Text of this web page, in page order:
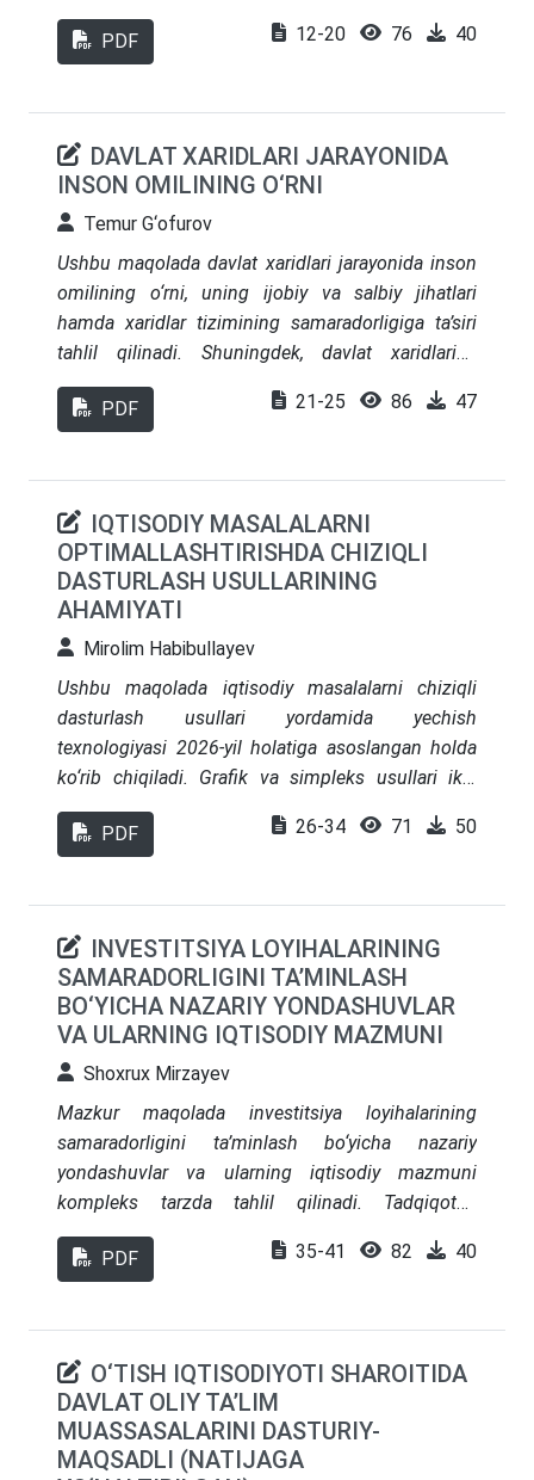
asosiy foiz stavkasi, majburiy zaxira normativlari,
obligatsiya emissiyasi, depozit auktsionlari, foiz
inflyatsiyani jilovlash, milliy valyutani
barqarorlashtirish va bank tizimi likvidligini
tartibga solishdagi samaradorligi baholanadi.
PDF 12-20 76 40
DAVLAT XARIDLARI JARAYONIDA
INSON OMILINING O‘RNI
Temur G‘ofurov
Ushbu maqolada davlat xaridlari jarayonida inson
omilining o‘rni, uning ijobiy va salbiy jihatlari
hamda xaridlar tizimining samaradorligiga ta’siri
tahlil qilinadi. Shuningdek, davlat xaridlarida
shaffoflikni ta’minlash, korrupsiya xavfini
kamaytirish va qaror qabul qilish jarayonlarini
orqali davlat mablag‘laridan samarali foydalanish
va xaridlar tizimining ochiqligini oshirish bo‘yicha
takliflar ishlab chiqilgan.
PDF 21-25 86 47
IQTISODIY MASALALARNI
OPTIMALLASHTIRISHDA CHIZIQLI
DASTURLASH USULLARINING
AHAMIYATI
Mirolim Habibullayev
Ushbu maqolada iqtisodiy masalalarni chiziqli
dasturlash usullari yordamida yechish
texnologiyasi 2026-yil holatiga asoslangan holda
ko‘rib chiqiladi. Grafik va simpleks usullari ikki
muhim amaliy misol asosida batafsil tahlil qilinadi:
O‘zbekiston milliy ipak sanoati (atlas va shoyi
Atlas va shoyi ishlab chiqarish misoli milliy
iqtisodiyot va eksport yo‘nalishini matematik
optimal yechimi haqida. Maqola iqtisodiy qarorlar
qabul qilishda chiziqli dasturlashning amaliy
qo‘llanishi va uning cheklovlarini ochib beradi.
PDF 26-34 71 50
INVESTITSIYA LOYIHALARINING
SAMARADORLIGINI TA’MINLASH
BO‘YICHA NAZARIY YONDASHUVLAR
VA ULARNING IQTISODIY MAZMUNI
Shoxrux Mirzayev
Mazkur maqolada investitsiya loyihalarining
samaradorligini ta’minlash bo‘yicha nazariy
yondashuvlar va ularning iqtisodiy mazmuni
kompleks tarzda tahlil qilinadi. Tadqiqotda
investitsiya loyihalarini baholashning zamonaviy
usullari, moliyaviy va iqtisodiy samaradorlik
investitsiya loyihalari samaradorligini oshirishda
ESG tamoyillari, innovatsion texnologiyalar va
strategik boshqaruvning o‘rni ilmiy asosda
yoritilgan.
PDF 35-41 82 40
O‘TISH IQTISODIYOTI SHAROITIDA
DAVLAT OLIY TA’LIM
MUASSASALARINI DASTURIY-
MAQSADLI (NATIJAGA